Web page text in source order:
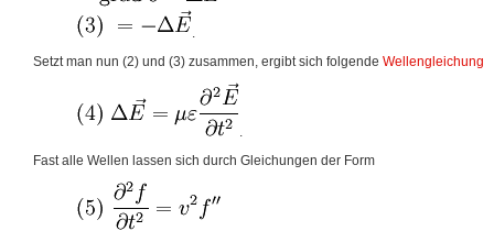
.
Setzt man nun (2) und (3) zusammen, ergibt sich folgende Wellengleichung
.
Fast alle Wellen lassen sich durch Gleichungen der Form